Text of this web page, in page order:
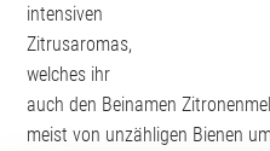
intensiven
Zitrusaromas,
welches ihr
auch den Beinamen
meist von unzähligen Bienen